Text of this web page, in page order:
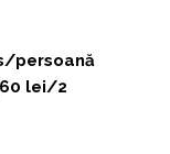
persoană
lei/2